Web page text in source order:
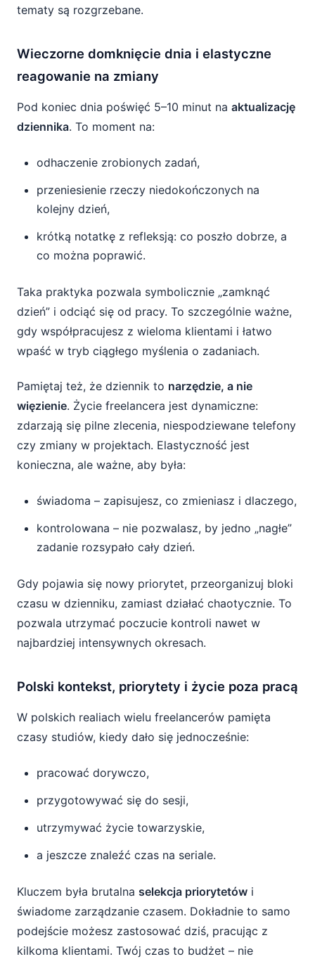
tematy są rozgrzebane.
Wieczorne domknięcie dnia i elastyczne
reagowanie na zmiany
Pod koniec dnia poświęć 5–10 minut na aktualizację
dziennika. To moment na:
odhaczenie zrobionych zadań,
przeniesienie rzeczy niedokończonych na
kolejny dzień,
krótką notatkę z refleksją: co poszło dobrze, a
co można poprawić.
Taka praktyka pozwala symbolicznie „zamknąć
dzień” i odciąć się od pracy. To szczególnie ważne,
gdy współpracujesz z wieloma klientami i łatwo
wpaść w tryb ciągłego myślenia o zadaniach.
Pamiętaj też, że dziennik to narzędzie, a nie
więzienie. Życie freelancera jest dynamiczne:
zdarzają się pilne zlecenia, niespodziewane telefony
czy zmiany w projektach. Elastyczność jest
konieczna, ale ważne, aby była:
świadoma – zapisujesz, co zmieniasz i dlaczego,
kontrolowana – nie pozwalasz, by jedno „nagłe”
zadanie rozsypało cały dzień.
Gdy pojawia się nowy priorytet, przeorganizuj bloki
czasu w dzienniku, zamiast działać chaotycznie. To
pozwala utrzymać poczucie kontroli nawet w
najbardziej intensywnych okresach.
Polski kontekst, priorytety i życie poza pracą
W polskich realiach wielu freelancerów pamięta
czasy studiów, kiedy dało się jednocześnie:
pracować dorywczo,
przygotowywać się do sesji,
utrzymywać życie towarzyskie,
a jeszcze znaleźć czas na seriale.
Kluczem była brutalna selekcja priorytetów i
świadome zarządzanie czasem. Dokładnie to samo
podejście możesz zastosować dziś, pracując z
kilkoma klientami. Twój czas to budżet – nie